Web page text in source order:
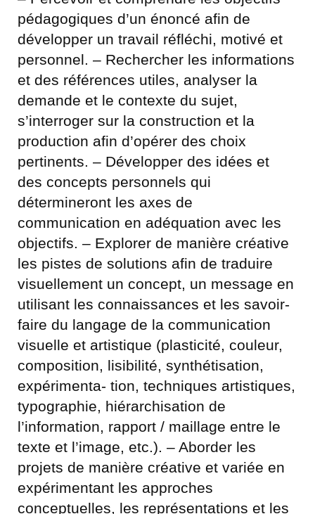
pédagogiques d’un énoncé afin de
développer un travail réfléchi, motivé et
personnel. – Rechercher les informations
et des références utiles, analyser la
demande et le contexte du sujet,
s’interroger sur la construction et la
production afin d’opérer des choix
pertinents. – Développer des idées et
des concepts personnels qui
détermineront les axes de
communication en adéquation avec les
objectifs. – Explorer de manière créative
les pistes de solutions afin de traduire
visuellement un concept, un message en
utilisant les connaissances et les savoir-
faire du langage de la communication
visuelle et artistique (plasticité, couleur,
composition, lisibilité, synthétisation,
expérimenta- tion, techniques artistiques,
typographie, hiérarchisation de
l’information, rapport / maillage entre le
texte et l’image, etc.). – Aborder les
projets de manière créative et variée en
expérimentant les approches
conceptuelles, les représentations et les